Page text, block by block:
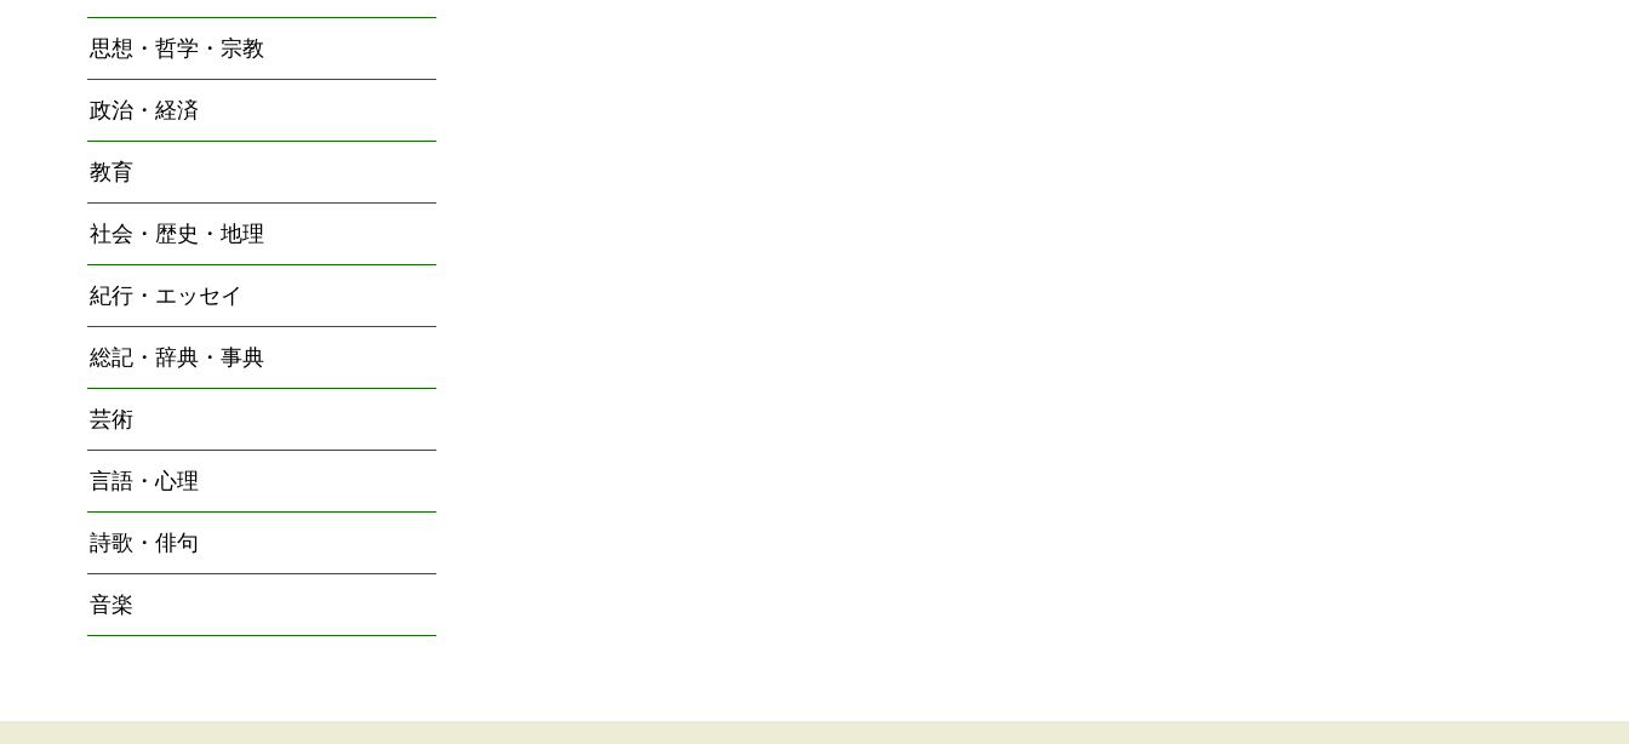
思想・哲学・宗教
政治・経済
教育
社会・歴史・地理
紀行・エッセイ
総記・辞典・事典
芸術
言語・心理
詩歌・俳句
音楽